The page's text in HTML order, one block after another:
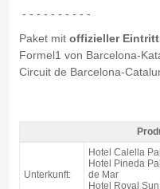
- - - - - - - - - -
Paket mit offizieller
Formel1 von Barcelona-
Circuit de Barcelona-
Pack Costa F1 Barcelona,
Unterkunft:
Hotel Calella
Hotel Pineda
de Mar
Hotel Royal